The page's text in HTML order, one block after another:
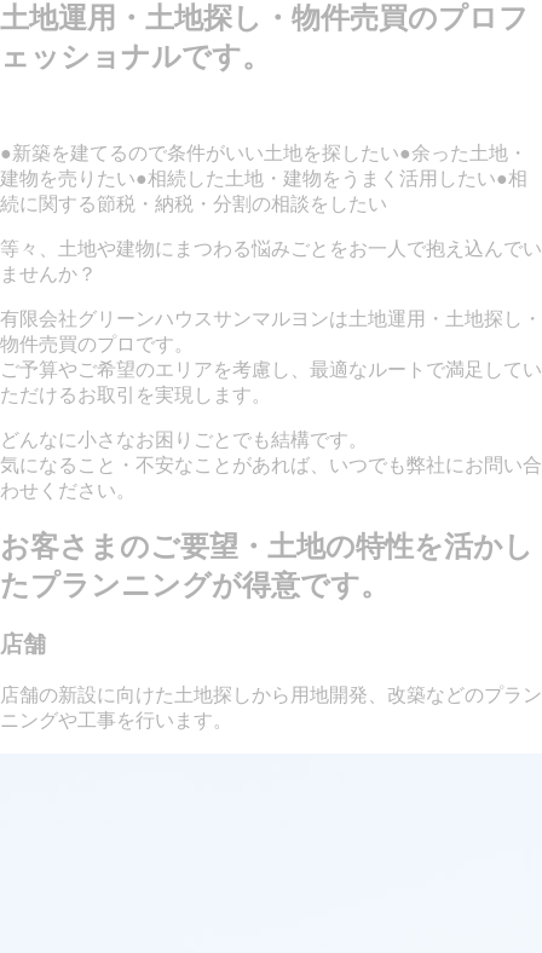
土地運用・土地探し・物件売買のプロフ
ェッショナルです。
●新築を建てるので条件がいい土地を探したい●余った土地・
建物を売りたい●相続した土地・建物をうまく活用したい●相
続に関する節税・納税・分割の相談をしたい
等々、土地や建物にまつわる悩みごとをお一人で抱え込んでい
ませんか？
有限会社グリーンハウスサンマルヨンは土地運用・土地探し・
物件売買のプロです。
ご予算やご希望のエリアを考慮し、最適なルートで満足してい
ただけるお取引を実現します。
どんなに小さなお困りごとでも結構です。
気になること・不安なことがあれば、いつでも弊社にお問い合
わせください。
お客さまのご要望・土地の特性を活かし
たプランニングが得意です。
店舗
店舗の新設に向けた土地探しから用地開発、改築などのプラン
ニングや工事を行います。